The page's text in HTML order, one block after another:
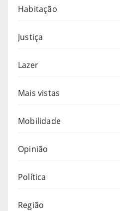
Habitação
Justiça
Lazer
Mais vistas
Mobilidade
Opinião
Política
Região